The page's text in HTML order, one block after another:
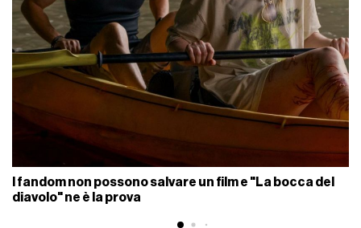
I fandom non possono salvare un film e "La bocca del
diavolo" ne è la prova